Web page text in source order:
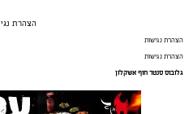
הצהרת
הצהרת נגישות
הצהרת נגישות
גלובוס סנטר חוף אשקלון